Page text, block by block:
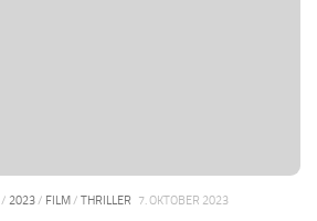
/ 2023/ FILM/ THRILLER 7. OKTOBER 2023